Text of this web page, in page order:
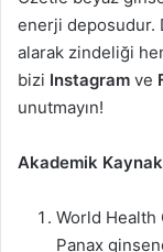
enerji deposudur.
alarak zindeliği
bizi Instagram ve
unutmayın!
Akademik
World Health
Panax